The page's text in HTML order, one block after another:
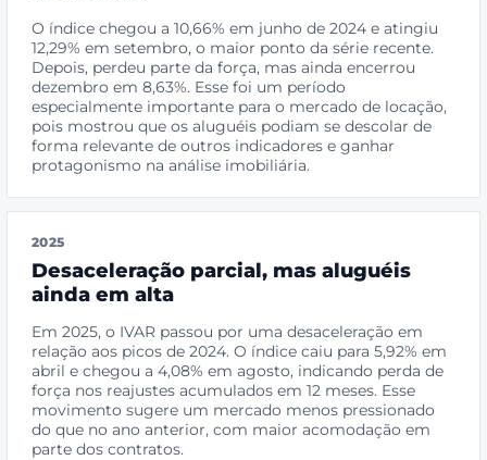
O índice chegou a 10,66% em junho de 2024 e atingiu
12,29% em setembro, o maior ponto da série recente.
Depois, perdeu parte da força, mas ainda encerrou
dezembro em 8,63%. Esse foi um período
especialmente importante para o mercado de locação,
pois mostrou que os aluguéis podiam se descolar de
forma relevante de outros indicadores e ganhar
protagonismo na análise imobiliária.
2025
Desaceleração parcial, mas aluguéis
ainda em alta
Em 2025, o IVAR passou por uma desaceleração em
relação aos picos de 2024. O índice caiu para 5,92% em
abril e chegou a 4,08% em agosto, indicando perda de
força nos reajustes acumulados em 12 meses. Esse
movimento sugere um mercado menos pressionado
do que no ano anterior, com maior acomodação em
parte dos contratos.